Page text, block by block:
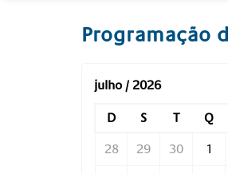
Programação
julho / 2026
D S T Q
28 29 30 1